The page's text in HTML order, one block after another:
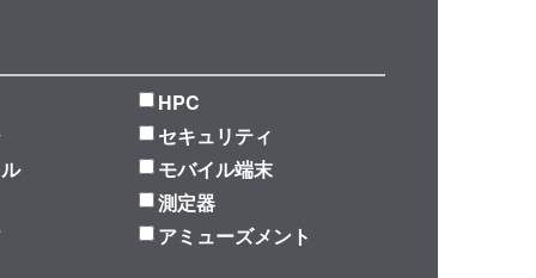
HPC
セキュリティ
モバイル端末
測定器
アミューズメント